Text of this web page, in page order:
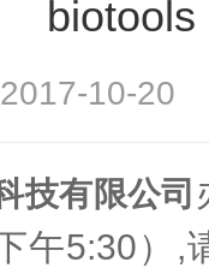
biotools
2017-10-
技有限公司
午5:30）,